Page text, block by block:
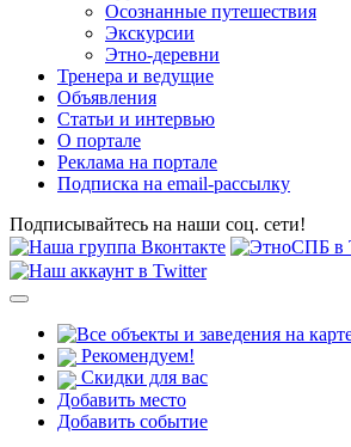
Осознанные путешествия
Экскурсии
Этно-деревни
Тренера и ведущие
Объявления
Статьи и интервью
О портале
Реклама на портале
Подписка на email-рассылку
Подписывайтесь на наши соц. сети!
Рекомендуем!
Скидки для вас
Добавить место
Добавить событие